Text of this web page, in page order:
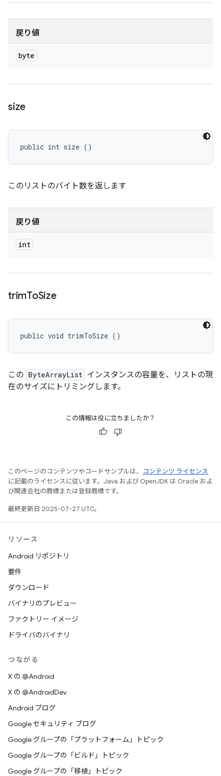
戻り値
byte
size
public int size ()
このリストのバイト数を返します
戻り値
int
trimToSize
public void trimToSize ()
この ByteArrayList インスタンスの容量を、リストの現
在のサイズにトリミングします。
この情報は役に立ちましたか？
このページのコンテンツやコードサンプルは、
コンテンツ ライセンス
に記載のライセンスに従います。Java および OpenJDK は Oracle およ
び関連会社の商標または登録商標です。
最終更新日 2025-07-27 UTC。
リソース
Android リポジトリ
要件
ダウンロード
バイナリのプレビュー
ファクトリー イメージ
ドライバのバイナリ
つながる
X の @Android
X の @AndroidDev
Android ブログ
Google セキュリティ ブログ
Google グループの「プラットフォーム」トピック
Google グループの「ビルド」トピック
Google グループの「移植」トピック